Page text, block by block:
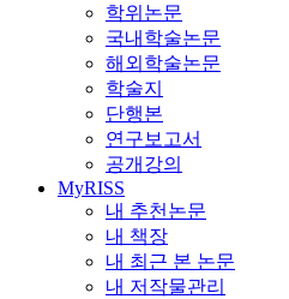
학위논문
국내학술논문
해외학술논문
학술지
단행본
연구보고서
공개강의
MyRISS
내 추천논문
내 책장
내 최근 본 논문
내 저작물관리